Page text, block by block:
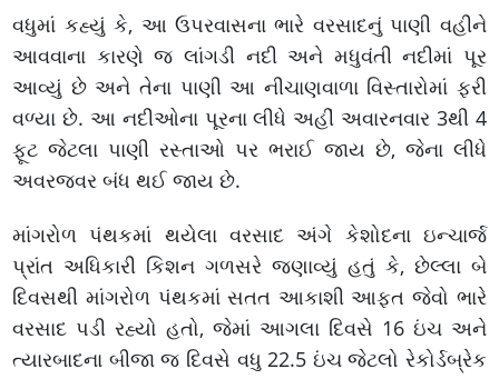
વધુમાં કહ્યું કે, આ ઉપરવાસના ભારે વરસાદનું પાણી વહીને
આવવાના કારણે જ લાંગડી નદી અને મધુવંતી નદીમાં પૂર
આવ્યું છે અને તેના પાણી આ નીચાણવાળા વિસ્તારોમાં ફરી
વળ્યા છે. આ નદીઓના પૂરના લીધે અહીં અવારનવાર 3થી 4
ફૂટ જેટલા પાણી રસ્તાઓ પર ભરાઈ જાય છે, જેના લીધે
અવરજવર બંધ થઈ જાય છે.
માંગરોળ પંથકમાં થયેલા વરસાદ અંગે કેશોદના ઇન્ચાર્જ
પ્રાંત અધિકારી કિશન ગળસરે જણાવ્યું હતું કે, છેલ્લા બે
દિવસથી માંગરોળ પંથકમાં સતત આકાશી આફત જેવો ભારે
વરસાદ પડી રહ્યો હતો, જેમાં આગલા દિવસે 16 ઇંચ અને
ત્યારબાદના બીજા જ દિવસે વધુ 22.5 ઇંચ જેટલો રેકોર્ડબ્રેક